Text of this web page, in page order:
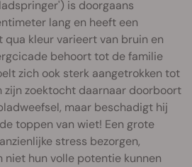
is doorgaans
lang en heeft een
kleur varieert van bruin en
behoort tot de familie
zich ook sterk aangetrokken tot
zijn zoektocht daarnaar doorboort
maar beschadigt hij
toppen van wiet! Een grote
stress bezorgen,
niet hun volle potentie kunnen